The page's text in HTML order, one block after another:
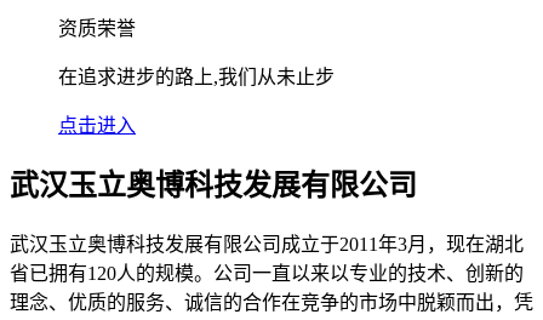
资质荣誉
在追求进步的路上,我们从未止步
点击进入
武汉玉立奥博科技发展有限公司
武汉玉立奥博科技发展有限公司成立于2011年3月，现在湖北
省已拥有120人的规模。公司一直以来以专业的技术、创新的
理念、优质的服务、诚信的合作在竞争的市场中脱颖而出，凭